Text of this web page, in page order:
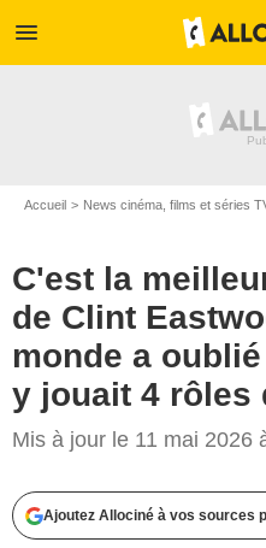
menu
Accueil News cinéma, films et séries
C'est la
de Clint
monde a
y jouait 4 rôles
Mis à jour le 11 mai 2026
Ajoutez Allociné à vos sources